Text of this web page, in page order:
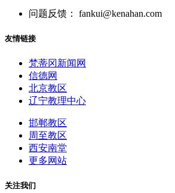
问题反馈： fankui@kenahan.com
友情链接
梵蒂冈新闻网
信德网
北京教区
辽宁教理中心
邯郸教区
周至教区
西安南堂
更多网站
关注我们